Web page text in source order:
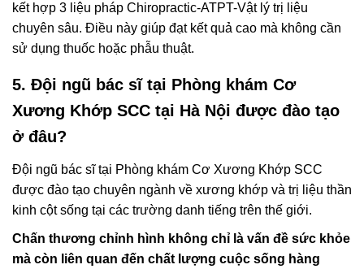
kết hợp 3 liệu pháp Chiropractic-ATPT-Vật lý trị liệu
chuyên sâu. Điều này giúp đạt kết quả cao mà không cần
sử dụng thuốc hoặc phẫu thuật.
5. Đội ngũ bác sĩ tại Phòng khám Cơ
Xương Khớp SCC tại Hà Nội được đào tạo
ở đâu?
Đội ngũ bác sĩ tại Phòng khám Cơ Xương Khớp SCC
được đào tạo chuyên ngành về xương khớp và trị liệu thần
kinh cột sống tại các trường danh tiếng trên thế giới.
Chấn thương chỉnh hình không chỉ là vấn đề sức khỏe
mà còn liên quan đến chất lượng cuộc sống hàng